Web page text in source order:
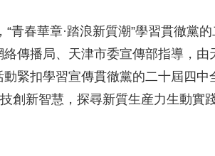
VR/AR 4K專區 全景新聞
人生第一次 人生第二次
春華章·踏浪新質潮”學習貫徹黨
傳播局、天津市委宣傳部指導，
緊扣學習宣傳貫徹黨的二十屆四
創新智慧，探尋新質生産力生動